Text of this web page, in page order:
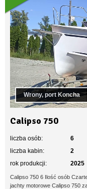
Wrony, port Koncha
Calipso 750
liczba osób:
6
liczba kabin:
2
rok produkcji:
2025
Calipso 750 6 Ilość osób
jachty motorowe Calipso 750